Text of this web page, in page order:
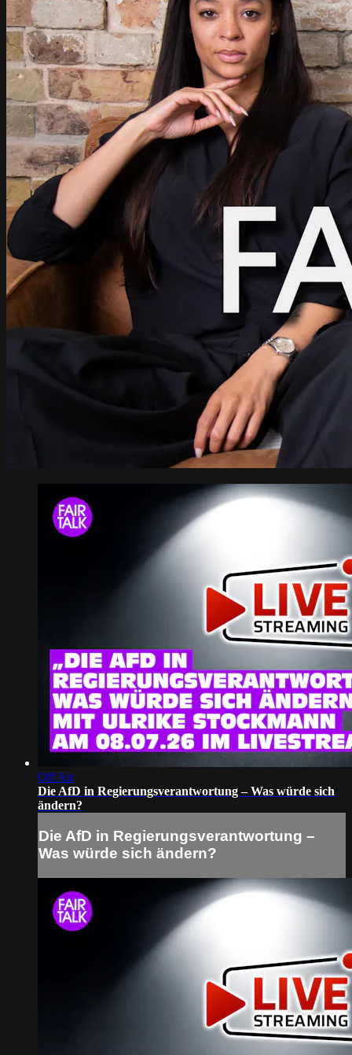
Off Air
Die AfD in Regierungsverantwortung – Was würde sich
ändern?
Die AfD in Regierungsverantwortung –
Was würde sich ändern?